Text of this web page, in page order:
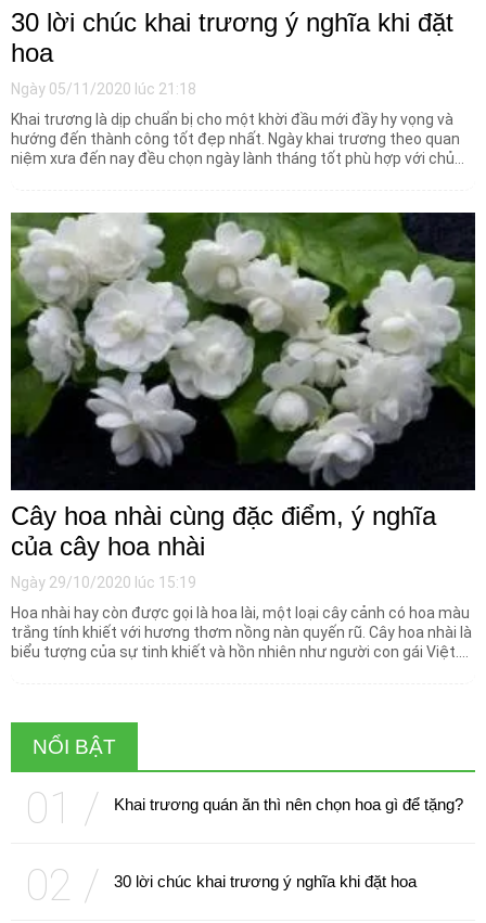
30 lời chúc khai trương ý nghĩa khi đặt
hoa
Ngày 05/11/2020 lúc 21:18
Khai trương là dịp chuẩn bị cho một khời đầu mới đầy hy vọng và
hướng đến thành công tốt đẹp nhất. Ngày khai trương theo quan
niệm xưa đến nay đều chọn ngày lành tháng tốt phù hợp với chủ
Cây hoa nhài cùng đặc điểm, ý nghĩa
của cây hoa nhài
Ngày 29/10/2020 lúc 15:19
Hoa nhài hay còn được gọi là hoa lài, một loại cây cảnh có hoa màu
trắng tính khiết với hương thơm nồng nàn quyến rũ. Cây hoa nhài là
biểu tượng của sự tinh khiết và hồn nhiên như người con gái Việt.
NỔI BẬT
Khai trương quán ăn thì nên chọn hoa gì để tặng?
30 lời chúc khai trương ý nghĩa khi đặt hoa